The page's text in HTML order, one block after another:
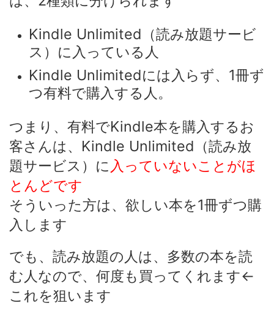
Kindle Unlimited（読み放題サービ
ス）に入っている人
Kindle Unlimitedには入らず、1冊ず
つ有料で購入する人。
つまり、有料でKindle本を購入するお
客さんは、Kindle Unlimited（読み放
題サービス）に 入っていないことがほ
とんどです
そういった方は、欲しい本を1冊ずつ購
入します
でも、読み放題の人は、多数の本を読
む人なので、何度も買ってくれます←
これを狙います